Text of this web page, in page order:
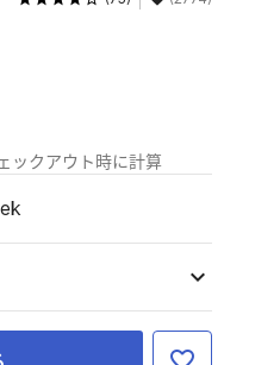
ックアウト時に計算